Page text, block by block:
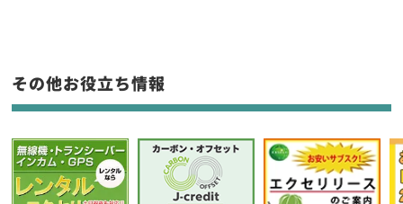
フリーワード入力(製品名等)
選択条件をリセット
その他お役立ち情報